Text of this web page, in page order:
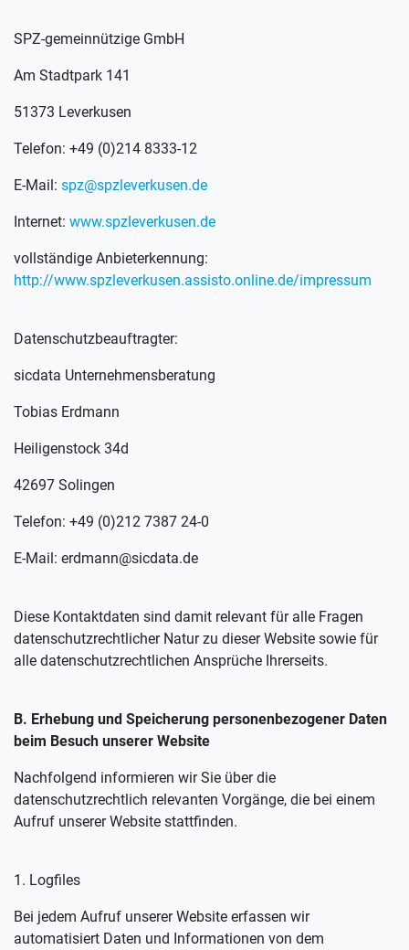
SPZ-gemeinnützige GmbH
Am Stadtpark 141
51373 Leverkusen
Telefon: +49 (0)214 8333-12
E-Mail: spz@spzleverkusen.de
Internet: www.spzleverkusen.de
vollständige Anbieterkennung:
http://www.spzleverkusen.assisto.online.de/impressum
Datenschutzbeauftragter:
sicdata Unternehmensberatung
Tobias Erdmann
Heiligenstock 34d
42697 Solingen
Telefon: +49 (0)212 7387 24-0
E-Mail: erdmann@sicdata.de
Diese Kontaktdaten sind damit relevant für alle Fragen
datenschutzrechtlicher Natur zu dieser Website sowie für
alle datenschutzrechtlichen Ansprüche Ihrerseits.
B. Erhebung und Speicherung personenbezogener Daten
beim Besuch unserer Website
Nachfolgend informieren wir Sie über die
datenschutzrechtlich relevanten Vorgänge, die bei einem
Aufruf unserer Website stattfinden.
1. Logfiles
Bei jedem Aufruf unserer Website erfassen wir
automatisiert Daten und Informationen von dem